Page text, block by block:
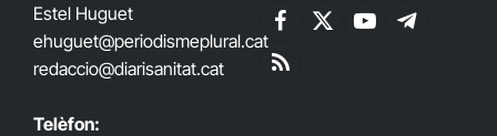
Estel Huguet
ehuguet@periodismeplural.cat
redaccio@diarisanitat.cat
Telèfon:
Facebook
X
YouTubeTelegram
RSS